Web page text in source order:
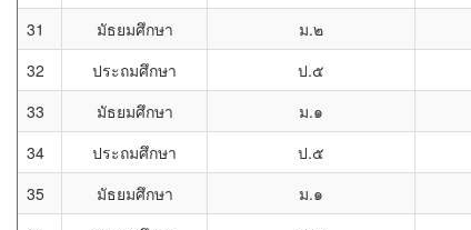
31
มัธยมศึกษา ม.๒
32
ประถมศึกษา ป.๕
33
มัธยมศึกษา ม.๑
34
ประถมศึกษา ป.๕
35
มัธยมศึกษา ม.๑